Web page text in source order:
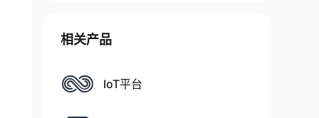
相关产品
IoT平台